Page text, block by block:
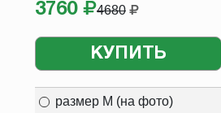
3760 4680
размер M (на фото)